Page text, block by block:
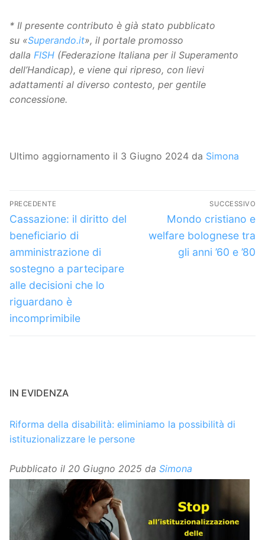
* Il presente contributo è già stato pubblicato
su «Superando.it», il portale promosso
dalla FISH (Federazione Italiana per il Superamento
dell’Handicap), e viene qui ripreso, con lievi
adattamenti al diverso contesto, per gentile
concessione.
Ultimo aggiornamento il 3 Giugno 2024 da Simona
Navigazione
articoli
PRECEDENTE
Articolo
precedente:
Cassazione: il diritto del
beneficiario di
amministrazione di
sostegno a partecipare
alle decisioni che lo
riguardano è
incomprimibile
SUCCESSIVO
Articolo
successivo:
Mondo cristiano e
welfare bolognese tra
gli anni ’60 e ’80
IN EVIDENZA
Riforma della disabilità: eliminiamo la possibilità di
istituzionalizzare le persone
Pubblicato il 20 Giugno 2025 da Simona